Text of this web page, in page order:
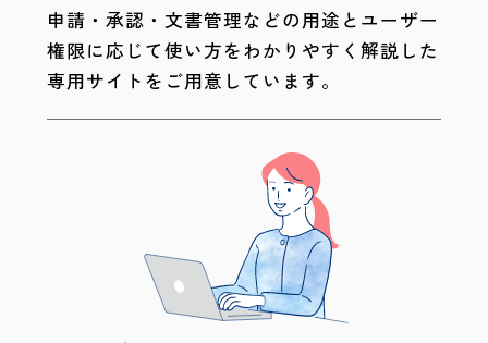
申請・承認・文書管理などの用途とユーザー
権限に応じて使い方をわかりやすく解説した
専用サイトをご用意しています。